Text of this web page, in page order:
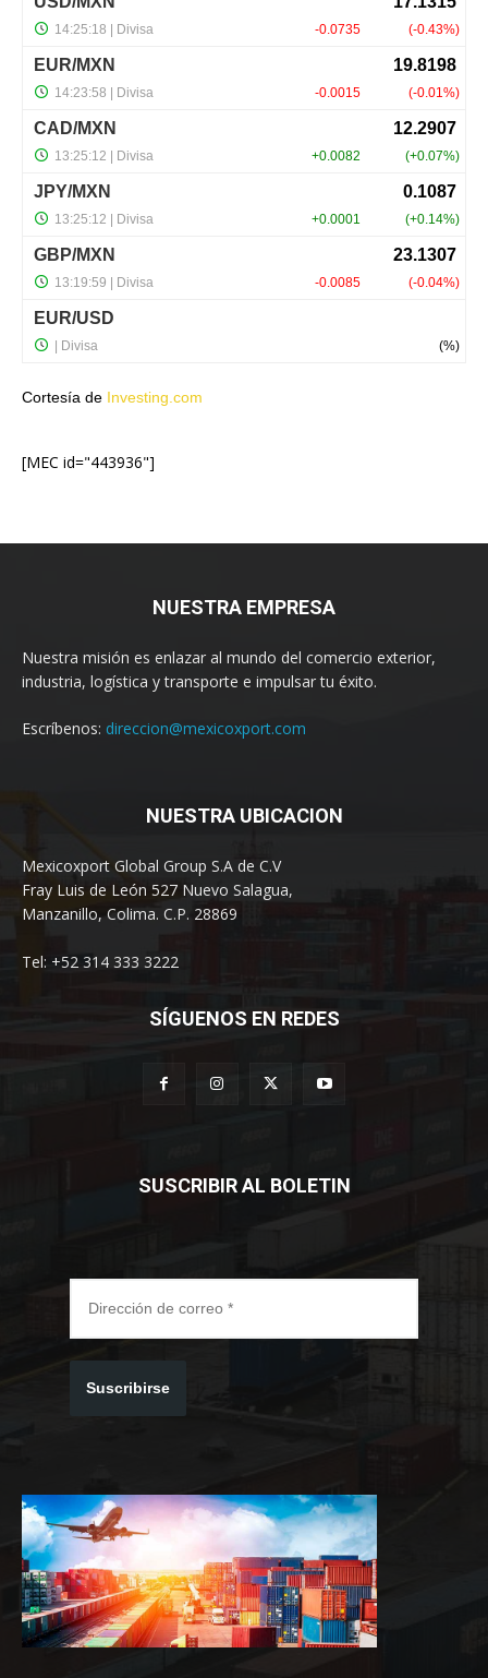
Cortesía de Investing.com
[MEC id="443936"]
NUESTRA EMPRESA
Nuestra misión es enlazar al mundo del comercio exterior,
industria, logística y transporte e impulsar tu éxito.
Escríbenos: direccion@mexicoxport.com
NUESTRA UBICACION
Mexicoxport Global Group S.A de C.V
Fray Luis de León 527 Nuevo Salagua,
Manzanillo, Colima. C.P. 28869
Tel: +52 314 333 3222
SÍGUENOS EN REDES
SUSCRIBIR AL BOLETIN
Suscribirse